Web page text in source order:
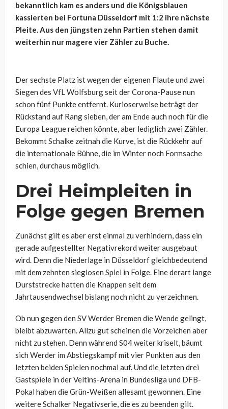
bekanntlich kam es anders und die Königsblauen
kassierten bei Fortuna Düsseldorf mit 1:2 ihre nächste
Pleite. Aus den jüngsten zehn Partien stehen damit
weiterhin nur magere vier Zähler zu Buche.
Der sechste Platz ist wegen der eigenen Flaute und zwei
Siegen des VfL Wolfsburg seit der Corona-Pause nun
schon fünf Punkte entfernt. Kurioserweise beträgt der
Rückstand auf Rang sieben, der am Ende auch noch für die
Europa League reichen könnte, aber lediglich zwei Zähler.
Bekommt Schalke zeitnah die Kurve, ist die Rückkehr auf
die internationale Bühne, die im Winter noch Formsache
schien, durchaus möglich.
Drei Heimpleiten in
Folge gegen Bremen
Zunächst gilt es aber erst einmal zu verhindern, dass ein
gerade aufgestellter Negativrekord weiter ausgebaut
wird. Denn die Niederlage in Düsseldorf gleichbedeutend
mit dem zehnten sieglosen Spiel in Folge. Eine derart lange
Durststrecke hatten die Knappen seit dem
Jahrtausendwechsel bislang noch nicht zu verzeichnen.
Ob nun gegen den SV Werder Bremen die Wende gelingt,
bleibt abzuwarten. Allzu gut scheinen die Vorzeichen aber
nicht zu stehen. Denn während S04 weiter kriselt, bäumt
sich Werder im Abstiegskampf mit vier Punkten aus den
letzten beiden Spielen nochmal auf. Und die letzten drei
Gastspiele in der Veltins-Arena in Bundesliga und DFB-
Pokal haben die Grün-Weißen allesamt gewonnen. Eine
weitere Schalker Negativserie, die es zu beenden gilt.